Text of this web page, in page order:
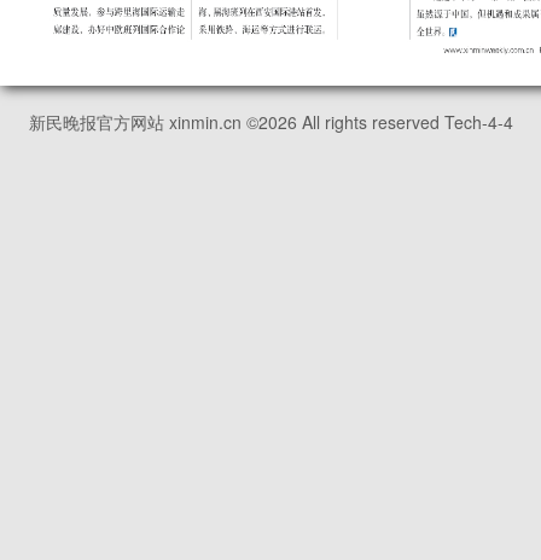
新民晚报官方网站 xinmin.cn ©2026 All rights reserved Tech-4-4